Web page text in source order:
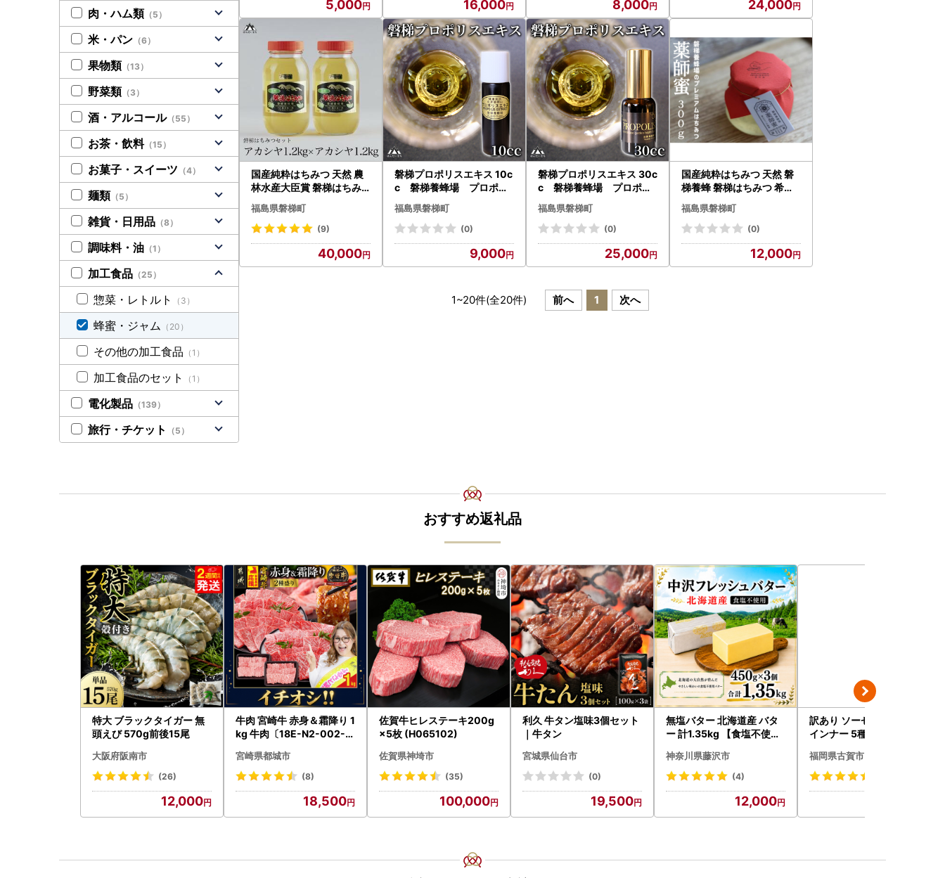
5,000 16,000 8,000 24,000
国産純粋はちみつ 天然 農
林水産大臣賞 磐梯はちみ
つ 1200g［瓶］ はちみつ
セット 1200g×2
福島県磐梯町
(9)
40,000
磐梯プロポリスエキス 10c
c 磐梯養蜂場 プロポリ
ス
福島県磐梯町
(0)
9,000
磐梯プロポリスエキス 30c
c 磐梯養蜂場 プロポリ
ス
福島県磐梯町
(0)
25,000
国産純粋はちみつ 天然 磐
梯養蜂 磐梯はちみつ 希少
はちみつ 300g［瓶］ ユリ
ノキはちみつ
福島県磐梯町
(0)
12,000
1~20件(全20件) 前へ 1 次へ
肉・ハム類 （5）
米・パン （6）
果物類 （13）
野菜類 （3）
酒・アルコール（55）
お茶・飲料（15）
お菓子・スイーツ （4）
麺類 （5）
雑貨・日用品 （8）
調味料・油 （1）
加工食品 （25）
惣菜・レトルト （3）
蜂蜜・ジャム （20）
その他の加工食品 （1）
加工食品のセット （1）
電化製品 （139）
旅行・チケット （5）
おすすめ返礼品
特大 ブラックタイガー 無
頭えび 570g前後15尾
大阪府阪南市
(26)
12,000
牛肉 宮崎牛 赤身＆霜降り 1
kg 牛肉〔18E-N2-002-1
宮崎県都城市
(8)
18,500
佐賀牛ヒレステーキ200g
×5枚 (H065102)
佐賀県神埼市
(35)
100,000
利久 牛タン塩味3個セット
｜牛タン
宮城県仙台市
(0)
19,500
無塩バター 北海道産 バタ
ー 計1.35kg 【食塩不使用
神奈川県藤沢市
(4)
12,000
訳あり ソーセージ福袋 ウ
インナー 5種セット 合計4.
福岡県古賀市